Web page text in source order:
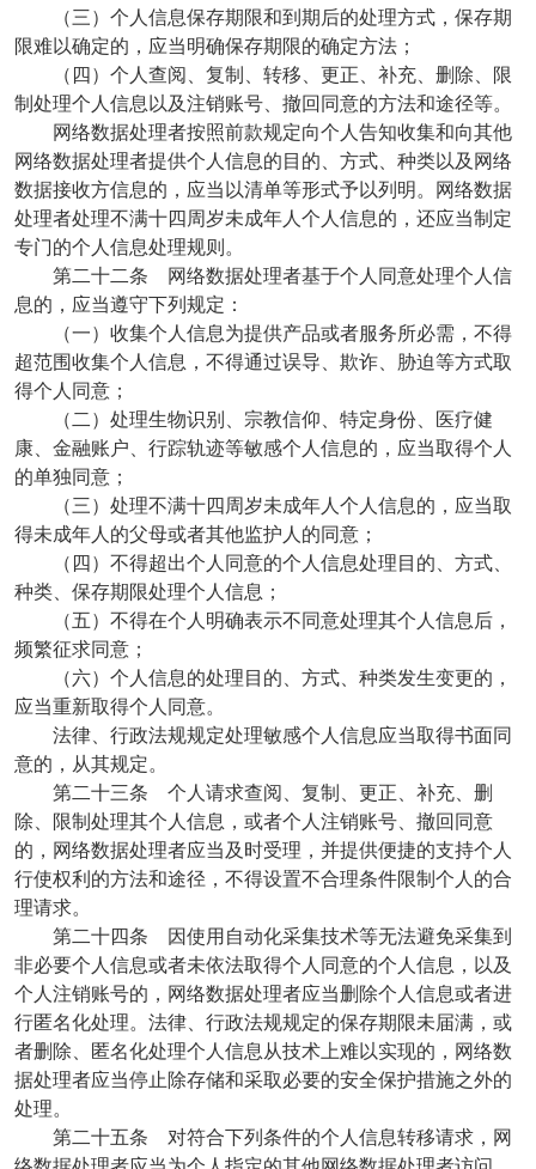
（三）个人信息保存期限和到期后的处理方式，保存期
限难以确定的，应当明确保存期限的确定方法；
（四）个人查阅、复制、转移、更正、补充、删除、限
制处理个人信息以及注销账号、撤回同意的方法和途径等。
网络数据处理者按照前款规定向个人告知收集和向其他
网络数据处理者提供个人信息的目的、方式、种类以及网络
数据接收方信息的，应当以清单等形式予以列明。网络数据
处理者处理不满十四周岁未成年人个人信息的，还应当制定
专门的个人信息处理规则。
第二十二条 网络数据处理者基于个人同意处理个人信
息的，应当遵守下列规定：
（一）收集个人信息为提供产品或者服务所必需，不得
超范围收集个人信息，不得通过误导、欺诈、胁迫等方式取
得个人同意；
（二）处理生物识别、宗教信仰、特定身份、医疗健
康、金融账户、行踪轨迹等敏感个人信息的，应当取得个人
的单独同意；
（三）处理不满十四周岁未成年人个人信息的，应当取
得未成年人的父母或者其他监护人的同意；
（四）不得超出个人同意的个人信息处理目的、方式、
种类、保存期限处理个人信息；
（五）不得在个人明确表示不同意处理其个人信息后，
频繁征求同意；
（六）个人信息的处理目的、方式、种类发生变更的，
应当重新取得个人同意。
法律、行政法规规定处理敏感个人信息应当取得书面同
意的，从其规定。
第二十三条 个人请求查阅、复制、更正、补充、删
除、限制处理其个人信息，或者个人注销账号、撤回同意
的，网络数据处理者应当及时受理，并提供便捷的支持个人
行使权利的方法和途径，不得设置不合理条件限制个人的合
理请求。
第二十四条 因使用自动化采集技术等无法避免采集到
非必要个人信息或者未依法取得个人同意的个人信息，以及
个人注销账号的，网络数据处理者应当删除个人信息或者进
行匿名化处理。法律、行政法规规定的保存期限未届满，或
者删除、匿名化处理个人信息从技术上难以实现的，网络数
据处理者应当停止除存储和采取必要的安全保护措施之外的
处理。
第二十五条 对符合下列条件的个人信息转移请求，网